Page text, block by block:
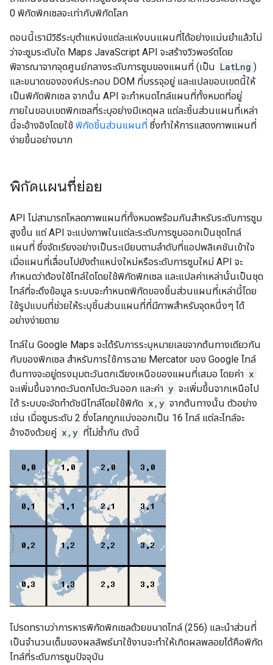
0 พิกัดพิกเซลจะเท่ากับพิกัดโลก
ตอนนี้เรามีวิธีระบุตำแหน่งแต่ละแห่งบนแผนที่ได้อย่างแม่นยำแล้วไม่
ว่าจะซูมระดับใด Maps JavaScript API จะสร้างวิวพอร์ตโดย
พิจารณาจากจุดศูนย์กลางระดับการซูมของแผนที่ (เป็น LatLng )
และขนาดขององค์ประกอบ DOM ที่บรรจุอยู่ และแปลขอบเขตนี้ให้
เป็นพิกัดพิกเซล จากนั้น API จะกำหนดไทล์แผนที่ทั้งหมดที่อยู่
ภายในขอบเขตพิกเซลที่ระบุอย่างมีเหตุผล แต่ละชิ้นส่วนแผนที่เหล่า
นี้จะอ้างอิงโดยใช้ พิกัดชิ้นส่วนแผนที่ ซึ่งทำให้การแสดงภาพแผนที่
ง่ายขึ้นอย่างมาก
พิกัดแผนที่ย่อย
API ไม่สามารถโหลดภาพแผนที่ทั้งหมดพร้อมกันสำหรับระดับการซูม
สูงขึ้น แต่ API จะแบ่งภาพในแต่ละระดับการซูมออกเป็นชุดไทล์
แผนที่ ซึ่งจัดเรียงอย่างเป็นระเบียบตามลำดับที่แอปพลิเคชันเข้าใจ
เมื่อแผนที่เลื่อนไปยังตำแหน่งใหม่หรือระดับการซูมใหม่ API จะ
กำหนดว่าต้องใช้ไทล์ใดโดยใช้พิกัดพิกเซล และแปลค่าเหล่านั้นเป็นชุด
ไทล์ที่จะดึงข้อมูล ระบบจะกำหนดพิกัดของชิ้นส่วนแผนที่เหล่านี้โดย
ใช้รูปแบบที่ช่วยให้ระบุชิ้นส่วนแผนที่ที่มีภาพสำหรับจุดหนึ่งๆ ได้
อย่างง่ายดาย
ไทล์ใน Google Maps จะได้รับการระบุหมายเลขจากต้นทางเดียวกัน
กับของพิกเซล สำหรับการใช้การฉาย Mercator ของ Google ไทล์
ต้นทางจะอยู่ตรงมุมตะวันตกเฉียงเหนือของแผนที่เสมอ โดยค่า x
จะเพิ่มขึ้นจากตะวันตกไปตะวันออก และค่า y จะเพิ่มขึ้นจากเหนือไป
ใต้ ระบบจะจัดทำดัชนีไทล์โดยใช้พิกัด x,y จากต้นทางนั้น ตัวอย่าง
เช่น เมื่อซูมระดับ 2 ซึ่งโลกถูกแบ่งออกเป็น 16 ไทล์ แต่ละไทล์จะ
อ้างอิงด้วยคู่ x,y ที่ไม่ซ้ำกัน ดังนี้
โปรดทราบว่าการหารพิกัดพิกเซลด้วยขนาดไทล์ (256) และนำส่วนที่
เป็นจำนวนเต็มของผลลัพธ์มาใช้งานจะทำให้เกิดผลพลอยได้คือพิกัด
ไทล์ที่ระดับการซูมปัจจุบัน